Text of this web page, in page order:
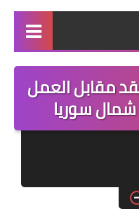
عمل داخل سوريا
عمل في العراق
عمل في اليمن
مقابل العمل
سوريا